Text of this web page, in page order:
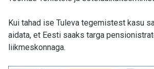
Kui tahad ise Tuleva tegemistest kasu
aidata, et Eesti saaks targa
liikmeskonnaga.